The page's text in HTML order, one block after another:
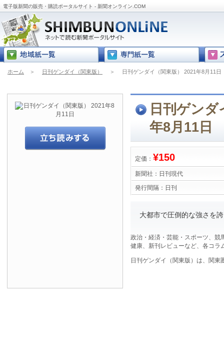
電子版新聞の販売・購読ポータルサイト - 新聞オンライン.COM
ホーム ＞ 日刊ゲンダイ（関東版） ＞ 日刊ゲンダイ（関東版） 2021年8月11日
日刊ゲン
年8月11日
定価： ¥150
新聞社： 日刊現代
発行間隔： 日刊
大都市で圧倒的な強さを
政治・経済・芸能・スポーツ、競
健康、新刊レビューなど、各コラ
日刊ゲンダイ（関東版）は、関